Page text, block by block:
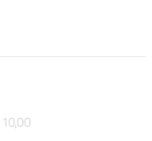
10,00